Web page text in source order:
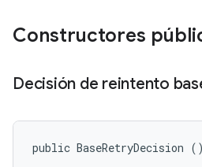
Constructores
Decisión de reintento
public BaseRetryDecision ()